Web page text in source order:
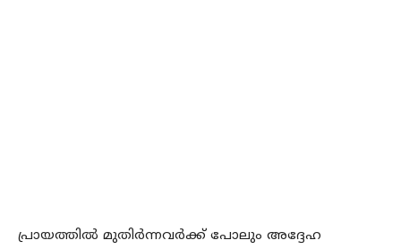
പ്രായത്തിൽ മുതിർന്നവർക്ക് പോലും അദ്ദേഹ